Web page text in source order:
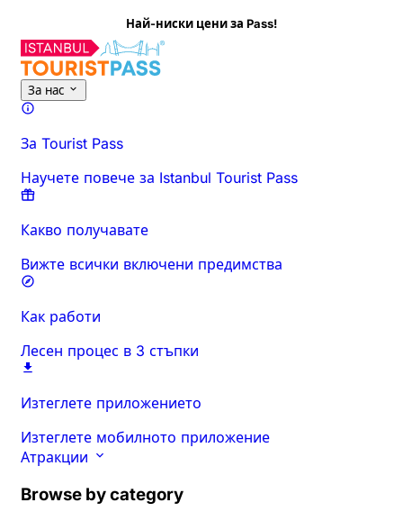
Най-ниски цени за Pass!
За нас
За Tourist Pass
Научете повече за Istanbul Tourist Pass
Какво получавате
Вижте всички включени предимства
Как работи
Лесен процес в 3 стъпки
Изтеглете приложението
Изтеглете мобилното приложение
Атракции
Browse by category
Часове и продължителност